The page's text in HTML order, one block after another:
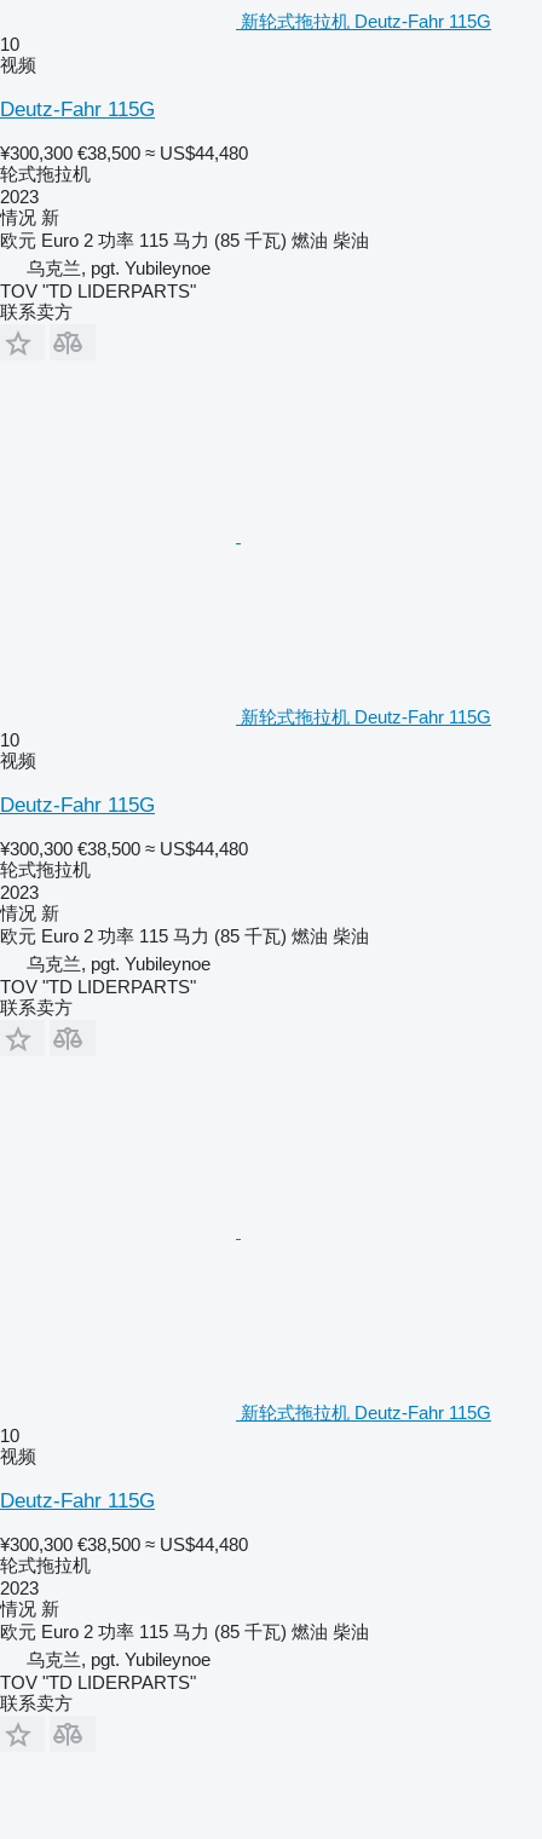
新轮式拖拉机 Deutz-Fahr 115G
10
视频
Deutz-Fahr 115G
¥300,300 €38,500 ≈ US$44,480
轮式拖拉机
2023
情况 新
欧元 Euro 2 功率 115 马力 (85 千瓦) 燃油 柴油
乌克兰, pgt. Yubileynoe
TOV "TD LIDERPARTS"
联系卖方
新轮式拖拉机 Deutz-Fahr 115G
10
视频
Deutz-Fahr 115G
¥300,300 €38,500 ≈ US$44,480
轮式拖拉机
2023
情况 新
欧元 Euro 2 功率 115 马力 (85 千瓦) 燃油 柴油
乌克兰, pgt. Yubileynoe
TOV "TD LIDERPARTS"
联系卖方
新轮式拖拉机 Deutz-Fahr 115G
10
视频
Deutz-Fahr 115G
¥300,300 €38,500 ≈ US$44,480
轮式拖拉机
2023
情况 新
欧元 Euro 2 功率 115 马力 (85 千瓦) 燃油 柴油
乌克兰, pgt. Yubileynoe
TOV "TD LIDERPARTS"
联系卖方